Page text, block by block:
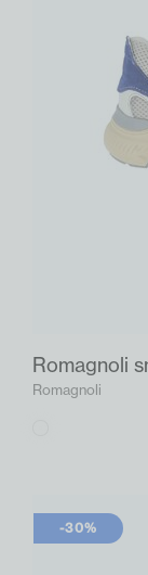
Romagnoli
Romagnoli
-30%